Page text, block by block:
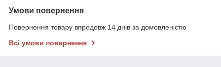
Умови повернення
Повернення товару впродовж 14 днів за домовленістю
Всі умови повернення